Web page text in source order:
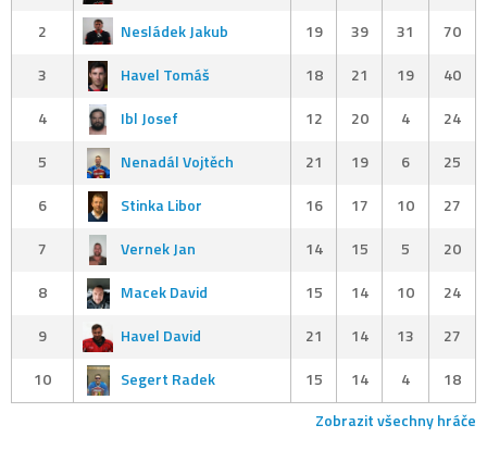
2
Nesládek Jakub 19 39 31
70
3
Havel Tomáš 18 21 19
40
4
Ibl Josef 12 20 4
24
5
Nenadál Vojtěch 21 19 6
25
6
Stinka Libor 16 17 10
27
7
Vernek Jan 14 15 5
20
8
Macek David 15 14 10
24
9
Havel David 21 14 13
27
10
Segert Radek 15 14 4
18
Zobrazit všechny hráče